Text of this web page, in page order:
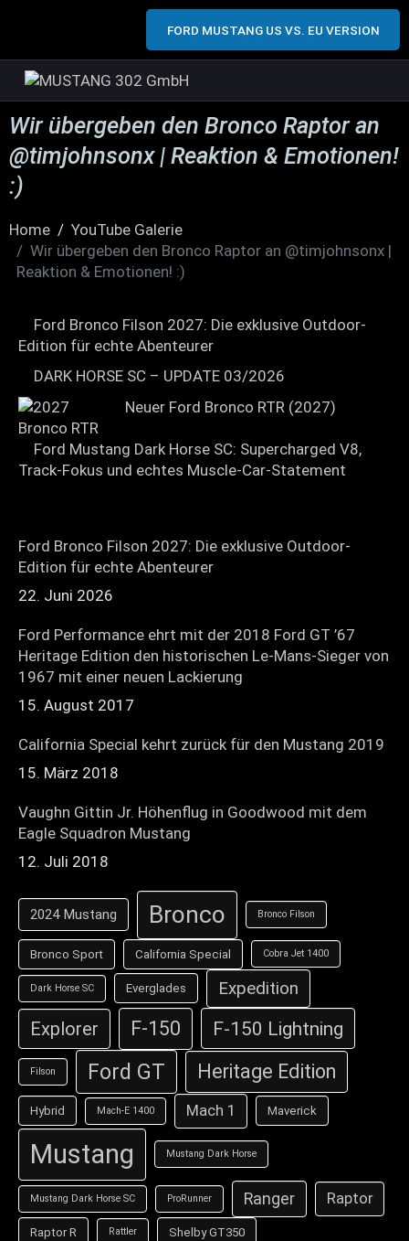
FORD MUSTANG US VS. EU VERSION
Wir übergeben den Bronco Raptor an
@timjohnsonx | Reaktion & Emotionen!
:)
Home
YouTube Galerie
Wir übergeben den Bronco Raptor an @timjohnsonx |
Reaktion & Emotionen! :)
Ford Bronco Filson 2027: Die exklusive Outdoor-
Edition für echte Abenteurer
DARK HORSE SC – UPDATE 03/2026
Neuer Ford Bronco RTR (2027)
Ford Mustang Dark Horse SC: Supercharged V8,
Track-Fokus und echtes Muscle-Car-Statement
Ford Bronco Filson 2027: Die exklusive Outdoor-
Edition für echte Abenteurer
22. Juni 2026
Ford Performance ehrt mit der 2018 Ford GT ’67
Heritage Edition den historischen Le-Mans-Sieger von
1967 mit einer neuen Lackierung
15. August 2017
California Special kehrt zurück für den Mustang 2019
15. März 2018
Vaughn Gittin Jr. Höhenflug in Goodwood mit dem
Eagle Squadron Mustang
12. Juli 2018
2024 Mustang Bronco Bronco Filson
Bronco Sport California Special Cobra Jet 1400
Dark Horse SC Everglades Expedition
Explorer F-150 F-150 Lightning
Filson Ford GT Heritage Edition
Hybrid Mach-E 1400 Mach 1 Maverick
Mustang Mustang Dark Horse
Mustang Dark Horse SC ProRunner Ranger Raptor
Raptor R Rattler Shelby GT350